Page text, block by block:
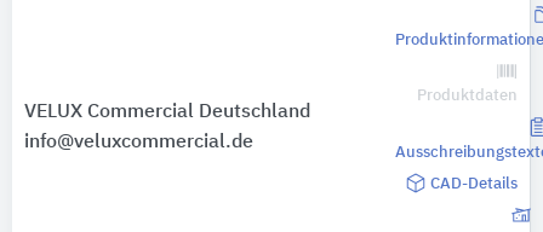
VELUX Commercial Deutschland
info@veluxcommercial.de
Produktdaten
CAD-Details